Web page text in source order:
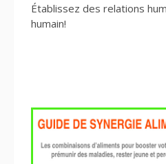
Établissez des relations
humain!